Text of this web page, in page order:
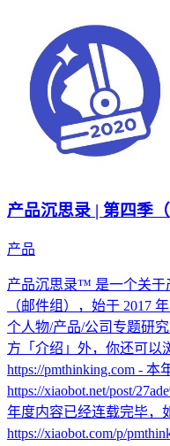
产品沉思录 | 第四季（
产品
产品沉思录™ 是一个关于
（邮件组），始于 2017
个人物/产品/公司专题研
方「介绍」外，你还可以
https://pmthinking.com - 本
https://xiaobot.net/post/
年度内容已经连载完毕，
https://xiaobot.com/p/